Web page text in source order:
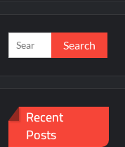
Search
for:
Recent
Posts